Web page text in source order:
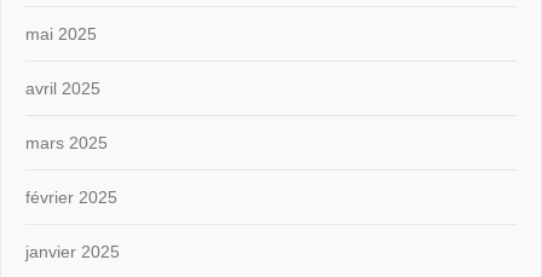
mai 2025
avril 2025
mars 2025
février 2025
janvier 2025